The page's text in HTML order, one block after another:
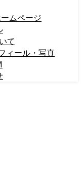
ムページ
て
ィール・写真